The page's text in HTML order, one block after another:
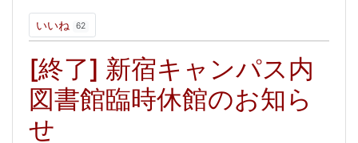
いいね 62
[終了] 新宿キャンパス内
図書館臨時休館のお知ら
せ